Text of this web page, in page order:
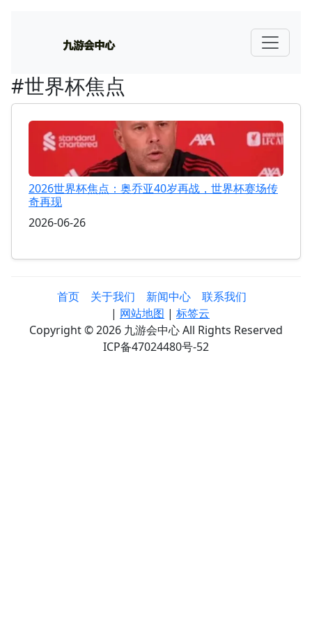
#世界杯焦点
2026世界杯焦点：奥乔亚40岁再战，世界杯赛场传
奇再现
2026-06-26
首页 关于我们 新闻中心
联系我们
| 网站地图 | 标签云
Copyright © 2026 九游会中心 All Rights Reserved
ICP备47024480号-52